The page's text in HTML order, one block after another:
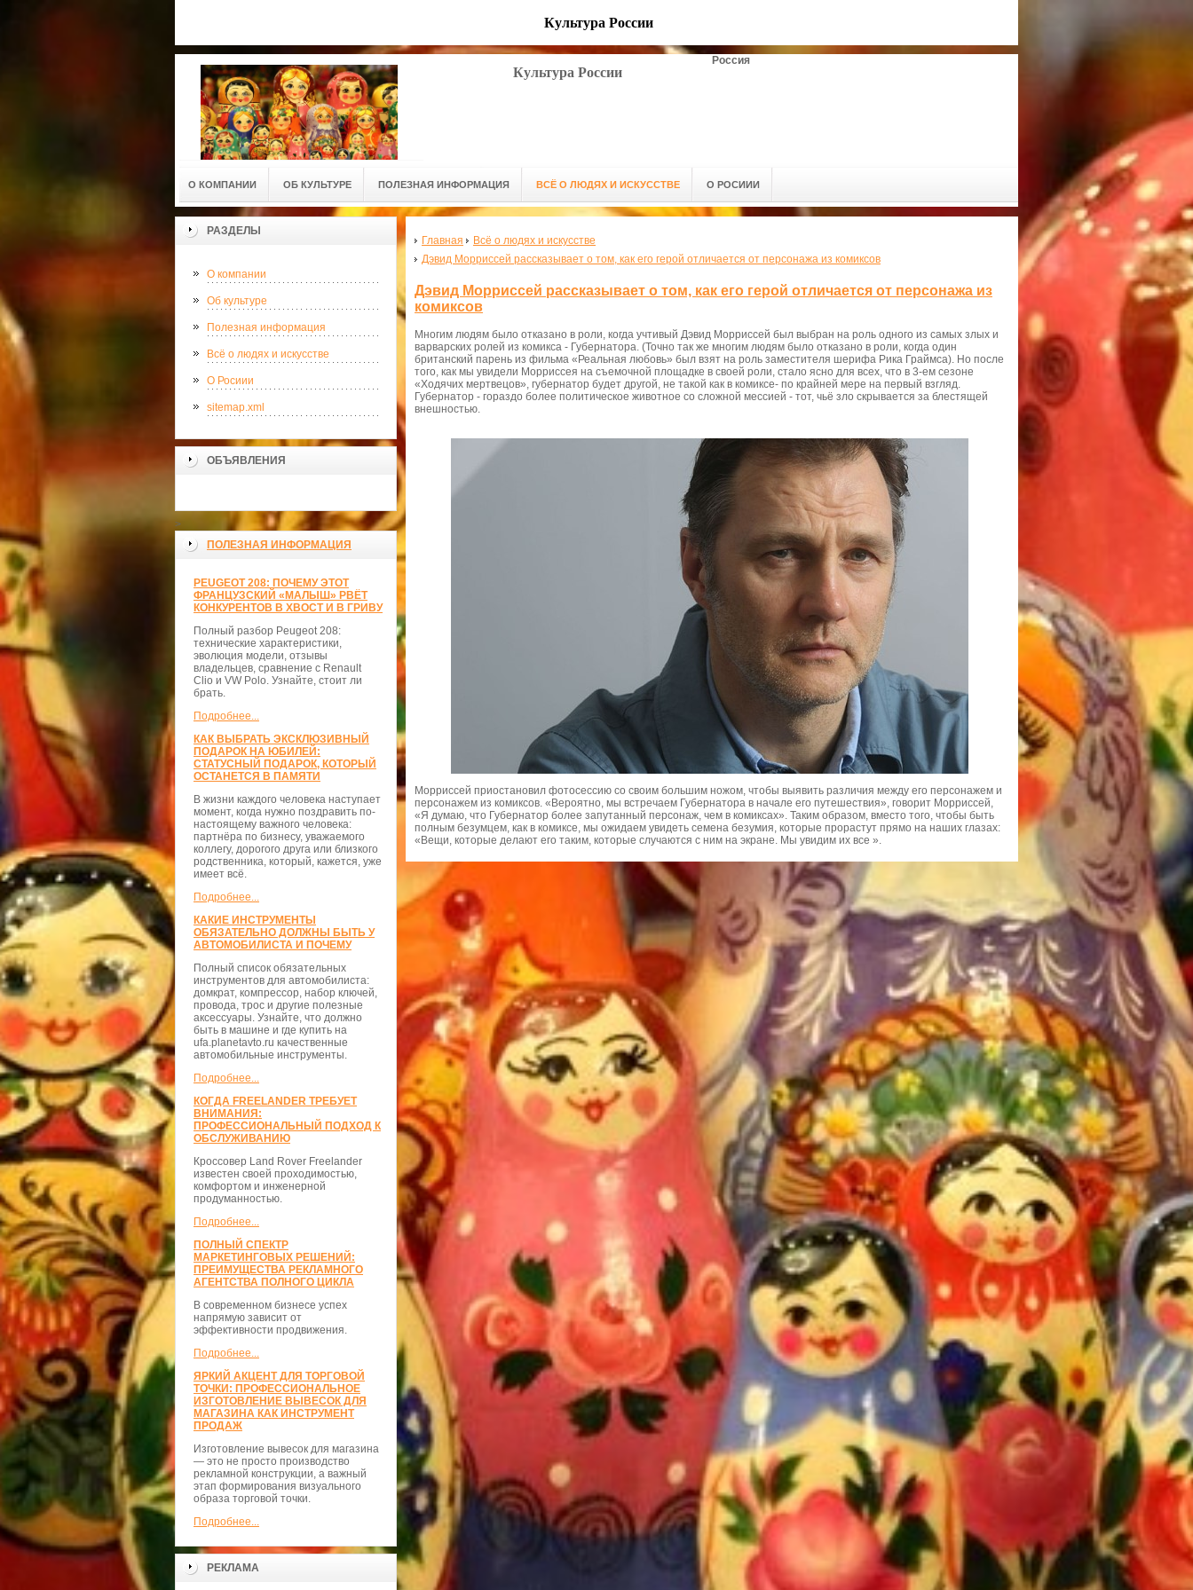
Культура России
Культура России
Россия
О КОМПАНИИ ОБ КУЛЬТУРЕ ПОЛЕЗНАЯ ИНФОРМАЦИЯ ВСЁ О ЛЮДЯХ И ИСКУССТВЕ О РОСИИИ
РАЗДЕЛЫ
О компании
Об культуре
Полезная информация
Всё о людях и искусстве
О Росиии
sitemap.xml
ОБЪЯВЛЕНИЯ
>
ПОЛЕЗНАЯ ИНФОРМАЦИЯ
PEUGEOT 208: ПОЧЕМУ ЭТОТ
ФРАНЦУЗСКИЙ «МАЛЫШ» РВЁТ
КОНКУРЕНТОВ В ХВОСТ И В ГРИВУ
Полный разбор Peugeot 208:
технические характеристики,
эволюция модели, отзывы
владельцев, сравнение с Renault
Clio и VW Polo. Узнайте, стоит ли
брать.
Подробнее...
КАК ВЫБРАТЬ ЭКСКЛЮЗИВНЫЙ
ПОДАРОК НА ЮБИЛЕЙ:
СТАТУСНЫЙ ПОДАРОК, КОТОРЫЙ
ОСТАНЕТСЯ В ПАМЯТИ
В жизни каждого человека наступает
момент, когда нужно поздравить по-
настоящему важного человека:
партнёра по бизнесу, уважаемого
коллегу, дорогого друга или близкого
родственника, который, кажется, уже
имеет всё.
Подробнее...
КАКИЕ ИНСТРУМЕНТЫ
ОБЯЗАТЕЛЬНО ДОЛЖНЫ БЫТЬ У
АВТОМОБИЛИСТА И ПОЧЕМУ
Полный список обязательных
инструментов для автомобилиста:
домкрат, компрессор, набор ключей,
провода, трос и другие полезные
аксессуары. Узнайте, что должно
быть в машине и где купить на
ufa.planetavto.ru качественные
автомобильные инструменты.
Подробнее...
КОГДА FREELANDER ТРЕБУЕТ
ВНИМАНИЯ:
ПРОФЕССИОНАЛЬНЫЙ ПОДХОД К
ОБСЛУЖИВАНИЮ
Кроссовер Land Rover Freelander
известен своей проходимостью,
комфортом и инженерной
продуманностью.
Подробнее...
ПОЛНЫЙ СПЕКТР
МАРКЕТИНГОВЫХ РЕШЕНИЙ:
ПРЕИМУЩЕСТВА РЕКЛАМНОГО
АГЕНТСТВА ПОЛНОГО ЦИКЛА
В современном бизнесе успех
напрямую зависит от
эффективности продвижения.
Подробнее...
ЯРКИЙ АКЦЕНТ ДЛЯ ТОРГОВОЙ
ТОЧКИ: ПРОФЕССИОНАЛЬНОЕ
ИЗГОТОВЛЕНИЕ ВЫВЕСОК ДЛЯ
МАГАЗИНА КАК ИНСТРУМЕНТ
ПРОДАЖ
Изготовление вывесок для магазина
— это не просто производство
рекламной конструкции, а важный
этап формирования визуального
образа торговой точки.
Подробнее...
РЕКЛАМА
Главная
Всё о людях и искусстве
Дэвид Морриссей рассказывает о том, как его герой отличается от персонажа из комиксов
Дэвид Морриссей рассказывает о том, как его герой отличается от персонажа из
комиксов
Многим людям было отказано в роли, когда учтивый Дэвид Морриссей был выбран на роль одного из самых злых и
варварских ролей из комикса - Губернатора. (Точно так же многим людям было отказано в роли, когда один
британский парень из фильма «Реальная любовь» был взят на роль заместителя шерифа Рика Граймса). Но после
того, как мы увидели Морриссея на съемочной площадке в своей роли, стало ясно для всех, что в 3-ем сезоне
«Ходячих мертвецов», губернатор будет другой, не такой как в комиксе- по крайней мере на первый взгляд.
Губернатор - гораздо более политическое животное со сложной мессией - тот, чьё зло скрывается за блестящей
внешностью.
Морриссей приостановил фотосессию со своим большим ножом, чтобы выявить различия между его персонажем и
персонажем из комиксов. «Вероятно, мы встречаем Губернатора в начале его путешествия», говорит Морриссей,
«Я думаю, что Губернатор более запутанный персонаж, чем в комиксах». Таким образом, вместо того, чтобы быть
полным безумцем, как в комиксе, мы ожидаем увидеть семена безумия, которые прорастут прямо на наших глазах:
«Вещи, которые делают его таким, которые случаются с ним на экране. Мы увидим их все ».